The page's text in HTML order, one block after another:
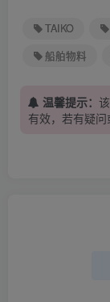
TAIKO
船舶物料
温馨提示：
有效，若有疑